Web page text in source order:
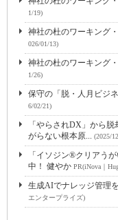
1/19)
神社の杜のワーキング
026/01/13)
神社の杜のワーキング
1/26)
保守の「脱・人月ビジ
6/02/21)
「やらされDX」から
がらない根本原... (2025/
「イソジン®クリアう
中！ 健やか PR(iNova｜
生成AIでナレッジ管理
エンタープライズ)